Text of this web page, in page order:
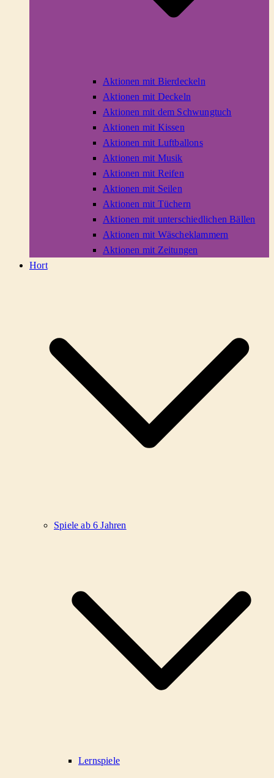
Aktionen mit Bierdeckeln
Aktionen mit Deckeln
Aktionen mit dem Schwungtuch
Aktionen mit Kissen
Aktionen mit Luftballons
Aktionen mit Musik
Aktionen mit Reifen
Aktionen mit Seilen
Aktionen mit Tüchern
Aktionen mit unterschiedlichen Bällen
Aktionen mit Wäscheklammern
Aktionen mit Zeitungen
Hort
Spiele ab 6 Jahren
Lernspiele